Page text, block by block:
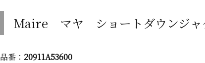
Maire マヤ ショートダウンジャ
品番： 20911A53600